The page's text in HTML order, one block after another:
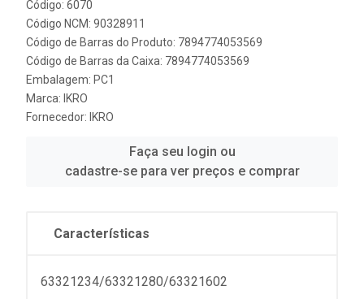
Código: 6070
Código NCM: 90328911
Código de Barras do Produto: 7894774053569
Código de Barras da Caixa: 7894774053569
Embalagem: PC1
Marca: IKRO
Fornecedor: IKRO
Faça seu login ou
cadastre-se para ver preços e comprar
Características
63321234/63321280/63321602